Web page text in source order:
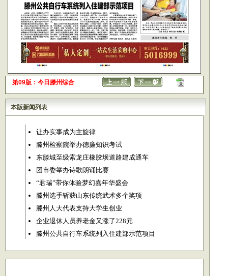
第09版：今日滕州综合
本版新闻列表
让办实事成为主旋律
滕州检察院举办德廉知识考试
东滕城至级索龙庄橡胶坝道路建成通车
团市委举办诗歌朗诵比赛
“君瑞”带你体验梦幻嘉年华盛会
滕州选手斩获山东传统武术多个奖项
滕州人大代表支持大学生创业
企业退休人员养老金又涨了228元
滕州公共自行车系统列入住建部示范项目